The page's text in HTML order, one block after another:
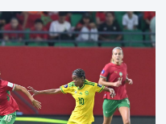
والصحة الحيوانية. وسيمكن
مسؤولين عن السلطات
أوساط التصدير، من مواءمة
على […]